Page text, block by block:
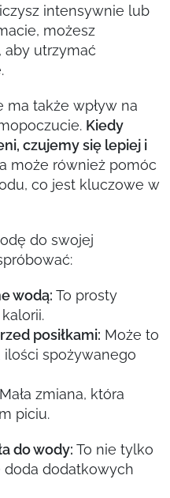
intensywnie lub
możesz
aby utrzymać
także wpływ na
Kiedy
czujemy się lepiej i
może również pomóc
co jest kluczowe w
do swojej
wodą: To prosty
posiłkami: Może to
spożywanego
Mała zmiana, która
piciu.
do wody: To nie tylko
doda dodatkowych